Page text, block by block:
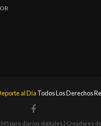
al Día Todos Los Derechos
para diarios digitales | Creadores